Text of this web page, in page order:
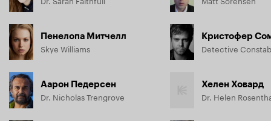
Пенелопа Митчелл
Skye Williams
Аарон Педерсен
Dr. Nicholas Trengrove
Кристофер
Detective
Хелен Ховард
Dr. Helen